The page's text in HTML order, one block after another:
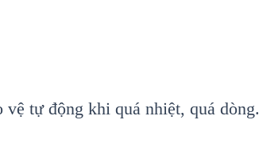
tự động khi quá nhiệt, quá dòng.